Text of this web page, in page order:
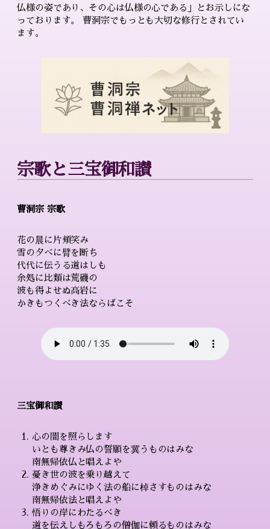
仏様の姿であり、その心は仏様の心である」とお示しにな
っております。 曹洞宗でもっとも大切な修行とされてい
ます。
宗歌と三宝御和讃
曹洞宗 宗歌
花の晨に片頬笑み
雪の夕べに臂を断ち
代代に伝うる道はしも
余処に比類は荒磯の
波も得よせぬ高岩に
かきもつくべき法ならばこそ
三宝御和讃
心の闇を照らします
いとも尊きみ仏の誓願を冀うものはみな
南無帰依仏と唱えよや
憂き世の波を乗り越えて
浄きめぐみにゆく法の船に棹さすものはみな
南無帰依法と唱えよや
悟りの岸にわたるべき
道を伝えしもろもろの僧伽に頼るものはみな